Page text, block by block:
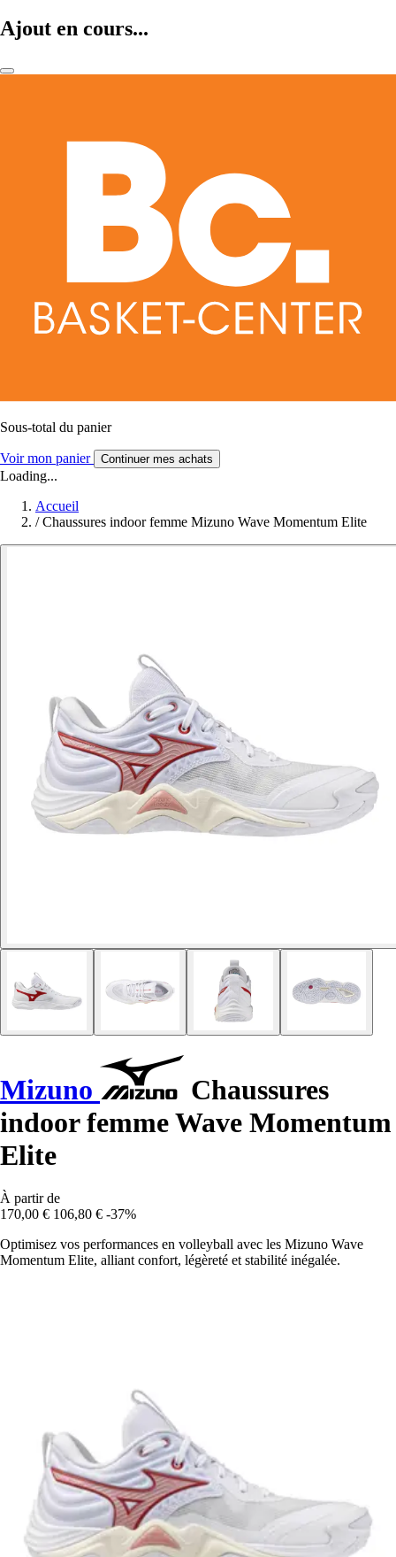
Ajout en cours...
Sous-total du panier
Voir mon panier Continuer mes achats
Loading...
Accueil
/ Chaussures indoor femme Mizuno Wave Momentum Elite
Mizuno
Chaussures
indoor femme Wave Momentum
Elite
À partir de
170,00 € 106,80 € -37%
Optimisez vos performances en volleyball avec les Mizuno Wave
Momentum Elite, alliant confort, légèreté et stabilité inégalée.